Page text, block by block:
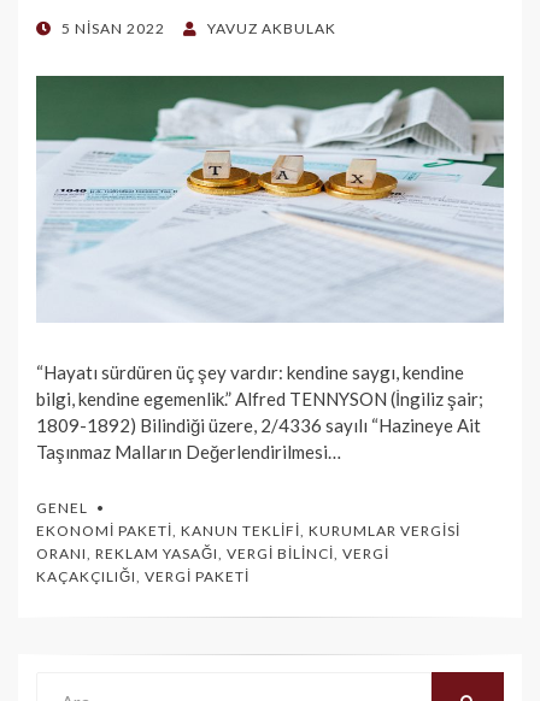
POSTED
5 NISAN 2022 YAVUZ AKBULAK
“Hayatı sürdüren üç şey vardır: kendine saygı, kendine
bilgi, kendine egemenlik.” Alfred TENNYSON (İngiliz şair;
1809-1892) Bilindiği üzere, 2/4336 sayılı “Hazineye Ait
Taşınmaz Malların Değerlendirilmesi…
GENEL
EKONOMI PAKETI, KANUN TEKLIFI, KURUMLAR VERGISI
ORANI, REKLAM YASAĞI, VERGI BILINCI, VERGI
KAÇAKÇILIĞI, VERGI PAKETI